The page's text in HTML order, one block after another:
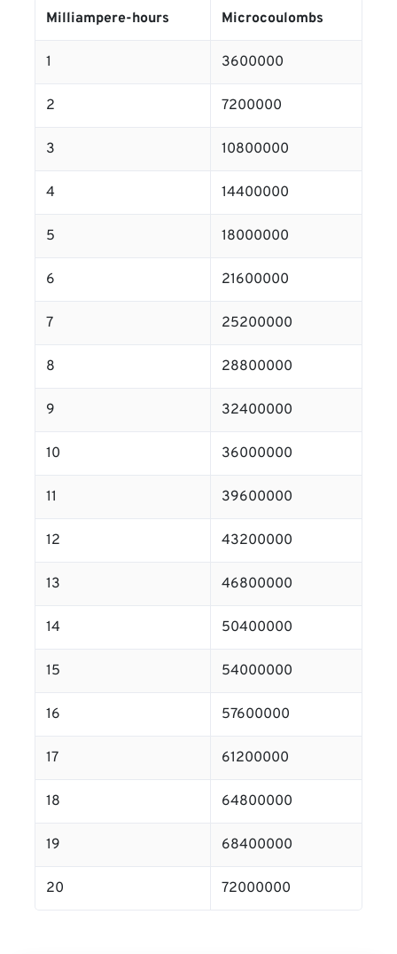
Milliampere-hours Microcoulombs
1 3600000
2 7200000
3 10800000
4 14400000
5 18000000
6 21600000
7 25200000
8 28800000
9 32400000
10 36000000
11 39600000
12 43200000
13 46800000
14 50400000
15 54000000
16 57600000
17 61200000
18 64800000
19 68400000
20 72000000